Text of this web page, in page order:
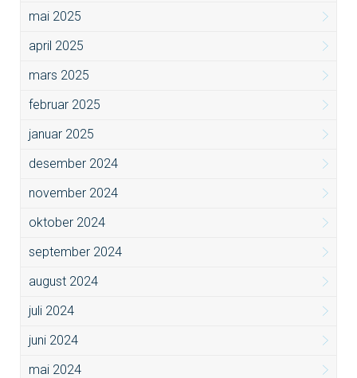
mai 2025
april 2025
mars 2025
februar 2025
januar 2025
desember 2024
november 2024
oktober 2024
september 2024
august 2024
juli 2024
juni 2024
mai 2024